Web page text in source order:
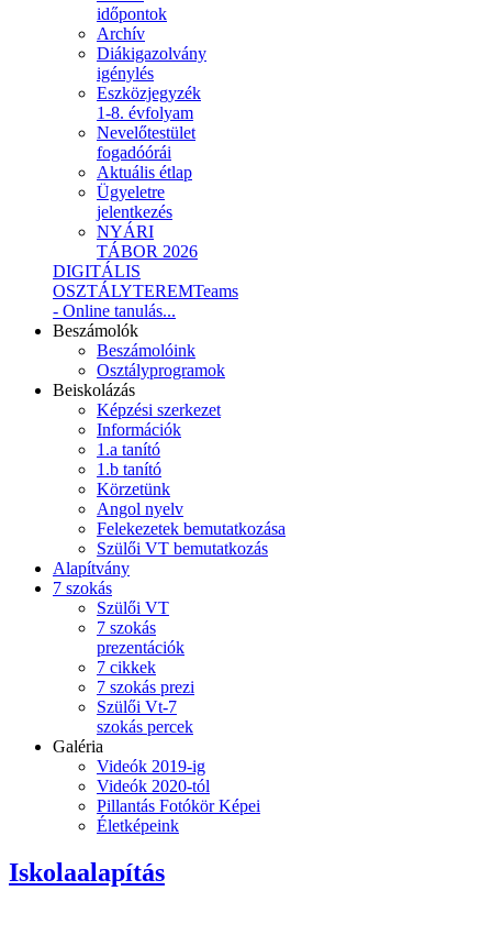
időpontok
Archív
Diákigazolvány
igénylés
Eszközjegyzék
1-8. évfolyam
Nevelőtestület
fogadóórái
Aktuális étlap
Ügyeletre
jelentkezés
NYÁRI
TÁBOR 2026
DIGITÁLIS
OSZTÁLYTEREMTeams
- Online tanulás...
Beszámolók
Beszámolóink
Osztályprogramok
Beiskolázás
Képzési szerkezet
Információk
1.a tanító
1.b tanító
Körzetünk
Angol nyelv
Felekezetek bemutatkozása
Szülői VT bemutatkozás
Alapítvány
7 szokás
Szülői VT
7 szokás
prezentációk
7 cikkek
7 szokás prezi
Szülői Vt-7
szokás percek
Galéria
Videók 2019-ig
Videók 2020-tól
Pillantás Fotókör Képei
Életképeink
Iskolaalapítás